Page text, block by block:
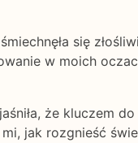
się
w moich
że kluczem
jak rozgnieść